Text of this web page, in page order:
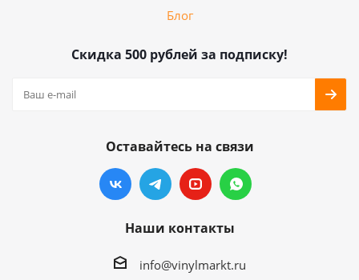
Блог
Скидка 500 рублей за подписку!
Оставайтесь на связи
Наши контакты
info@vinylmarkt.ru